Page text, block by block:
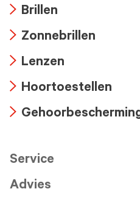
icon
Brillen
icon
Zonnebrillen
icon
Lenzen
icon
Hoortoestellen
Service
Advies